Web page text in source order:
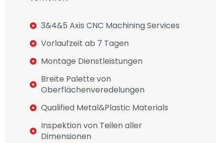
3&4&5 Axis CNC Machining Services
Vorlaufzeit ab 7 Tagen
Montage Dienstleistungen
Breite Palette von
Oberflächenveredelungen
Qualified Metal&Plastic Materials
Inspektion von Teilen aller
Dimensionen